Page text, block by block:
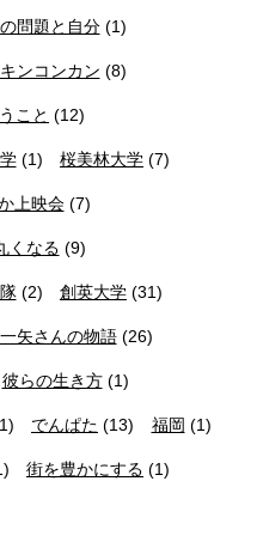
問題と自分(1)
ンコンカン (8)
こと (12)
(1) 桜美林大学 (7)
上映会(7)
くなる (9)
(2) 創英大学 (31)
一矢さんの物語(26)
彼らの生き方(1)
でんぱた (13) 福岡 (1)
街を豊かにする (1)